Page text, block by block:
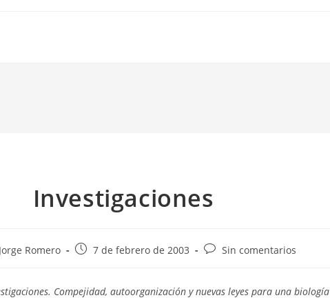
Investigaciones
Romero
Publicación
entrada:
7 de febrero de 2003
Comentarios
entrada:
Sin comentarios
Compejidad, autoorganización y nuevas leyes para una biología